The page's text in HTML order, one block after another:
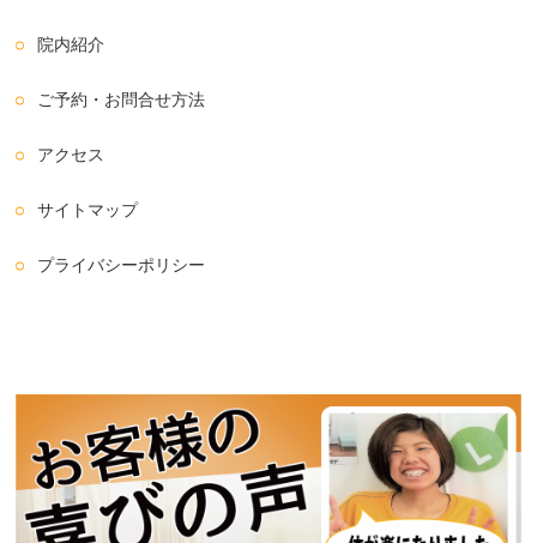
院内紹介
ご予約・お問合せ方法
アクセス
サイトマップ
プライバシーポリシー